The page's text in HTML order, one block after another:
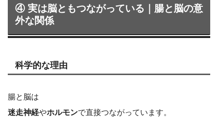
④ 実は脳ともつながっている｜腸と脳の意
外な関係
科学的な理由
腸と脳は
迷走神経やホルモンで直接つながっています。